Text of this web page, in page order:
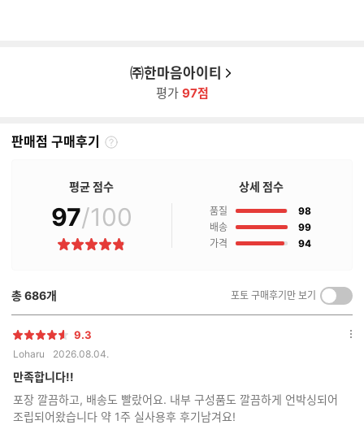
㈜한마음아이티
평가 97점
판매점 구매후기
판
매
후
기
평균 점수
97/100
별
상세 점수
품질 98점
배송
99점
가격
94점
총686개 포토 구매후기만 보기
켜
기/
별
점
9.3
Loharu 2026.08.04.
만족합니다!!
포장 깔끔하고, 배송도 빨랐어요. 내부 구성품도 깔끔하게 언박싱되어
조립되어왔습니다 약 1주 실사용후 후기남겨요!
옵